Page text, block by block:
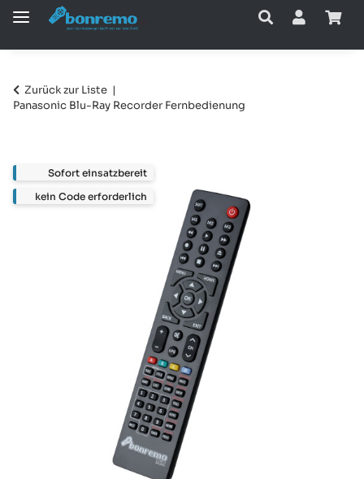
Zurück zur Liste
Panasonic Blu-Ray Recorder Fernbedienung